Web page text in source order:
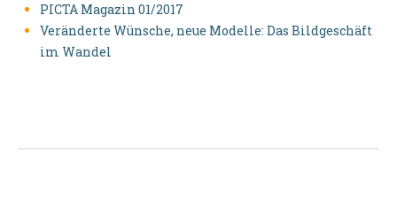
PICTA Magazin 01/2017
Veränderte Wünsche, neue Modelle: Das Bildgeschäft
im Wandel